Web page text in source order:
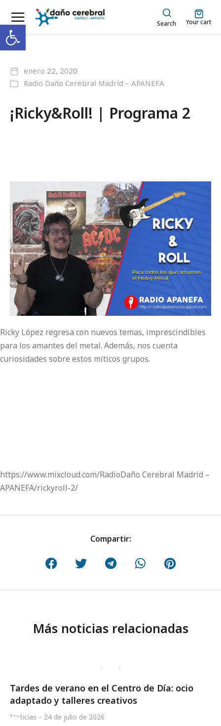
Abrir barra de herramientas Search Your cart
enero 22, 2020
Radio Daño Cerebral Madrid – APANEFA
¡Ricky&Roll! | Programa 2
Ricky López regresa con nuevos temas, imprescindibles
para los amantes del metal. Además, nos cuenta
curiosidades sobre estos míticos grupos.
https://www.mixcloud.com/RadioDaño Cerebral Madrid –
APANEFA/rickyroll-2/
Compartir:
Más noticias relacionadas
Tardes de verano en el Centro de Día: ocio
adaptado y talleres creativos
Noticias 24 de julio de 2026